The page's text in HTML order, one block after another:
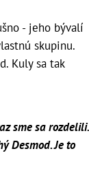
- jeho bývalí
skupinu.
Kuly sa tak
sme sa rozdelili.
Desmod. Je to